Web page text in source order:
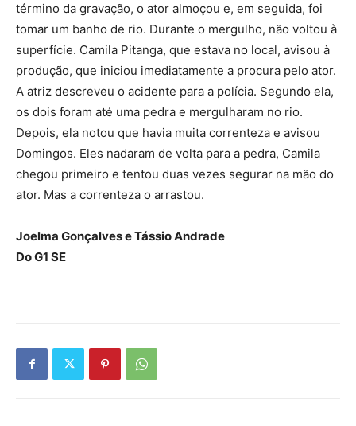
término da gravação, o ator almoçou e, em seguida, foi
tomar um banho de rio. Durante o mergulho, não voltou à
superfície. Camila Pitanga, que estava no local, avisou à
produção, que iniciou imediatamente a procura pelo ator.
A atriz descreveu o acidente para a polícia. Segundo ela,
os dois foram até uma pedra e mergulharam no rio.
Depois, ela notou que havia muita correnteza e avisou
Domingos. Eles nadaram de volta para a pedra, Camila
chegou primeiro e tentou duas vezes segurar na mão do
ator. Mas a correnteza o arrastou.
Joelma Gonçalves e Tássio Andrade
Do G1 SE